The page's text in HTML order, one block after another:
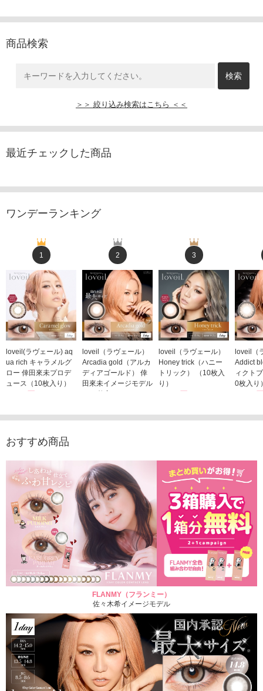
商品検索
＞＞ 絞り込み検索はこちら ＜＜
最近チェックした商品
ワンデーランキング
1
loveil(ラヴェール) aq
ua rich キャラメルグ
ロー 倖田來未プロデ
ュース（10枚入り）
1,760円
2
loveil（ラヴェール）
Arcadia gold（アルカ
ディアゴールド） 倖
田來未イメージモデル
（10枚入り）
3
loveil（ラヴェール）
Honey trick（ハニー
トリック） （10枚入
り）
1,760円
loveil（
Addict
ィクト
0枚入り
1,760
おすすめ商品
FLANMY（フランミー）
佐々木希イメージモデル